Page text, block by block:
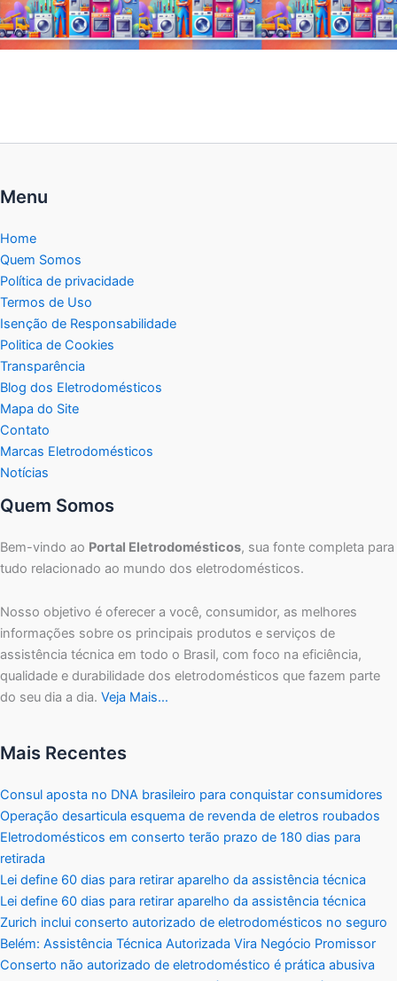
Menu
Home
Quem Somos
Política de privacidade
Termos de Uso
Isenção de Responsabilidade
Politica de Cookies
Transparência
Blog dos Eletrodomésticos
Mapa do Site
Contato
Marcas Eletrodomésticos
Notícias
Quem Somos
Bem-vindo ao Portal Eletrodomésticos, sua fonte completa para
tudo relacionado ao mundo dos eletrodomésticos.
Nosso objetivo é oferecer a você, consumidor, as melhores
informações sobre os principais produtos e serviços de
assistência técnica em todo o Brasil, com foco na eficiência,
qualidade e durabilidade dos eletrodomésticos que fazem parte
do seu dia a dia. Veja Mais…
Mais Recentes
Consul aposta no DNA brasileiro para conquistar consumidores
Operação desarticula esquema de revenda de eletros roubados
Eletrodomésticos em conserto terão prazo de 180 dias para
retirada
Lei define 60 dias para retirar aparelho da assistência técnica
Lei define 60 dias para retirar aparelho da assistência técnica
Zurich inclui conserto autorizado de eletrodomésticos no seguro
Belém: Assistência Técnica Autorizada Vira Negócio Promissor
Conserto não autorizado de eletrodoméstico é prática abusiva